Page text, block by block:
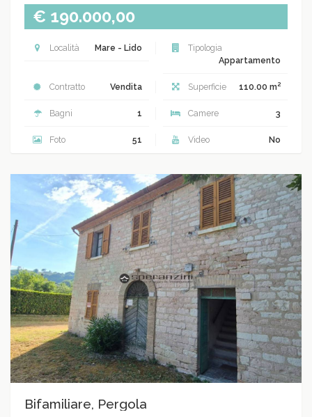
€ 190.000,00
Località Mare - Lido
Tipologia
Appartamento
Contratto Vendita Superficie 110.00 m2
Bagni 1 Camere 3
Foto 51 Video No
Bifamiliare, Pergola